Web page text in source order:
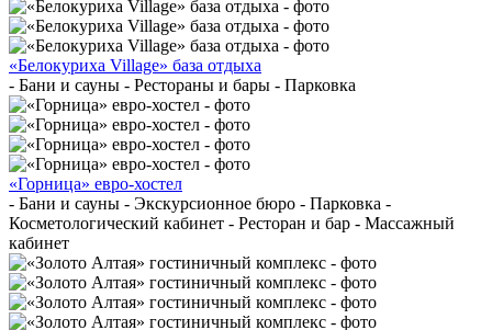
«Белокуриха Village» база отдыха
- Бани и сауны - Рестораны и бары - Парковка
«Горница» евро-хостел
- Бани и сауны - Экскурсионное бюро - Парковка -
Косметологический кабинет - Ресторан и бар - Массажный
кабинет